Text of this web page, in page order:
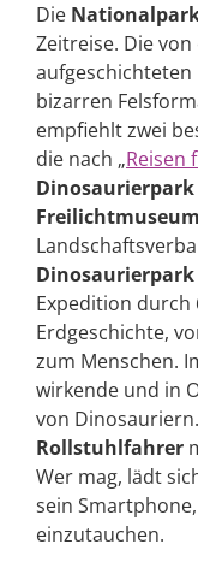
Die
Zeitreise. Die
bizarren
empfiehlt zwei
die nach „Reisen
Dinosaurierpark
Expedition durch
Erdgeschichte,
zum Menschen.
wirkende und in
von
Rollstuhlfahrer
Wer mag, lädt
sein
einzutauchen.